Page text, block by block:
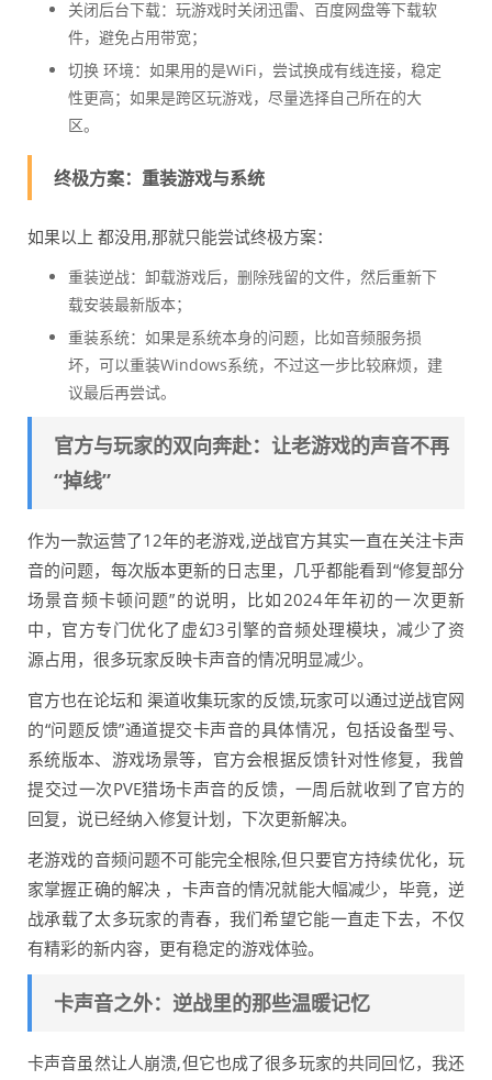
关闭后台下载：玩游戏时关闭迅雷、百度网盘等下载软
件，避免占用带宽；
切换 环境：如果用的是WiFi，尝试换成有线连接，稳定
性更高；如果是跨区玩游戏，尽量选择自己所在的大
区。
终极方案：重装游戏与系统
如果以上 都没用,那就只能尝试终极方案：
重装逆战：卸载游戏后，删除残留的文件，然后重新下
载安装最新版本；
重装系统：如果是系统本身的问题，比如音频服务损
坏，可以重装Windows系统，不过这一步比较麻烦，建
议最后再尝试。
官方与玩家的双向奔赴：让老游戏的声音不再
“掉线”
作为一款运营了12年的老游戏,逆战官方其实一直在关注卡声
音的问题，每次版本更新的日志里，几乎都能看到“修复部分
场景音频卡顿问题”的说明，比如2024年年初的一次更新
中，官方专门优化了虚幻3引擎的音频处理模块，减少了资
源占用，很多玩家反映卡声音的情况明显减少。
官方也在论坛和 渠道收集玩家的反馈,玩家可以通过逆战官网
的“问题反馈”通道提交卡声音的具体情况，包括设备型号、
系统版本、游戏场景等，官方会根据反馈针对性修复，我曾
提交过一次PVE猎场卡声音的反馈，一周后就收到了官方的
回复，说已经纳入修复计划，下次更新解决。
老游戏的音频问题不可能完全根除,但只要官方持续优化，玩
家掌握正确的解决 ，卡声音的情况就能大幅减少，毕竟，逆
战承载了太多玩家的青春，我们希望它能一直走下去，不仅
有精彩的新内容，更有稳定的游戏体验。
卡声音之外：逆战里的那些温暖记忆
卡声音虽然让人崩溃,但它也成了很多玩家的共同回忆，我还